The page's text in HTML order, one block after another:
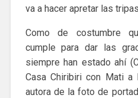
va a hacer apretar las
Como de costumbre
cumple para dar las
siempre han estado ahí
Casa Chiribiri con Mati
autora de la foto de